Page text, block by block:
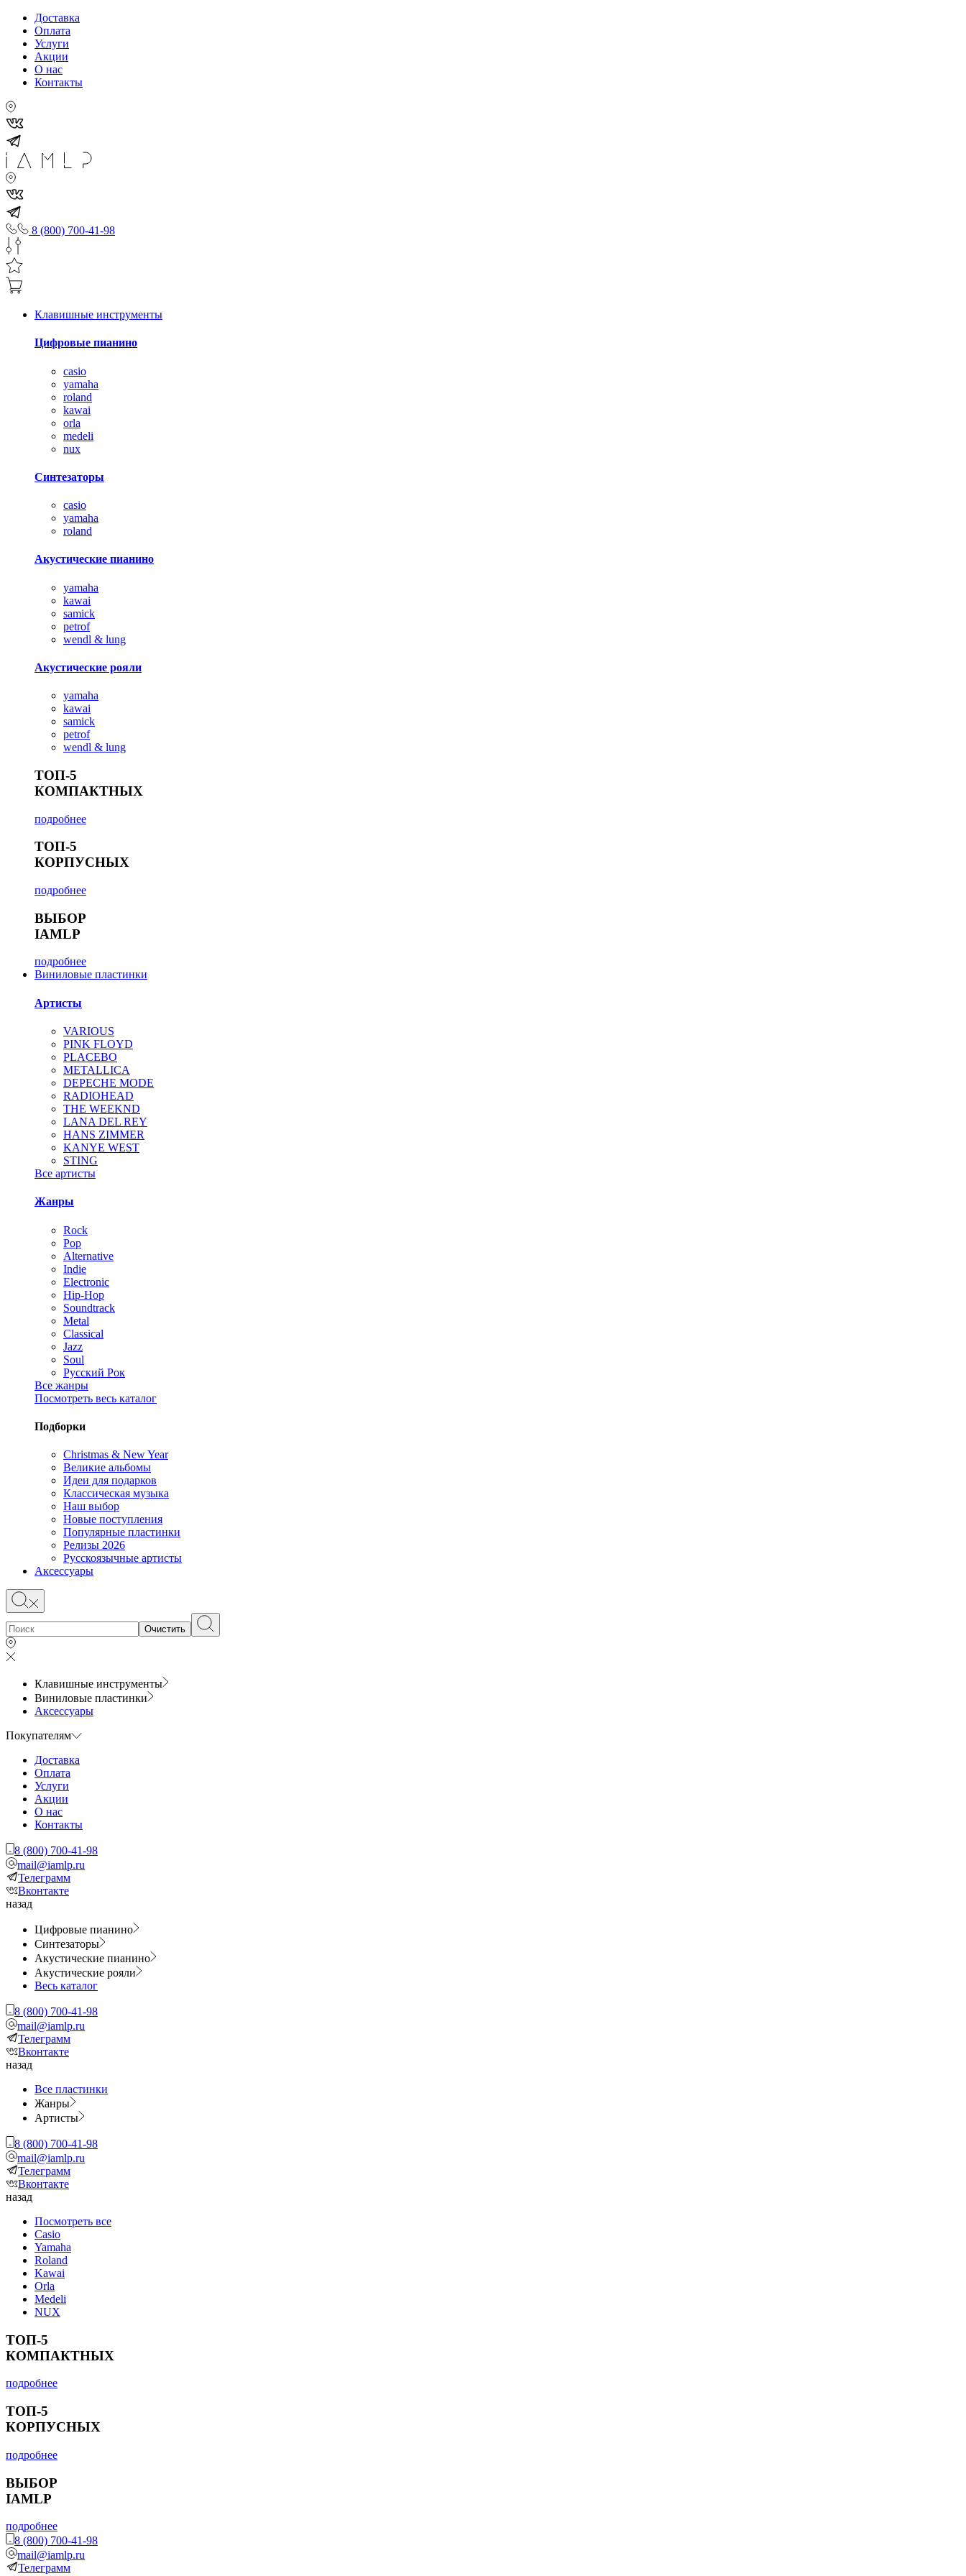
Доставка
Оплата
Услуги
Акции
О нас
Контакты
8 (800) 700-41-98
Клавишные инструменты
Цифровые пианино
casio
yamaha
roland
kawai
orla
medeli
nux
Синтезаторы
casio
yamaha
roland
Акустические пианино
yamaha
kawai
samick
petrof
wendl & lung
Акустические рояли
yamaha
kawai
samick
petrof
wendl & lung
ТОП-5
КОМПАКТНЫХ
подробнее
ТОП-5
КОРПУСНЫХ
подробнее
ВЫБОР
IAMLP
подробнее
Виниловые пластинки
Артисты
VARIOUS
PINK FLOYD
PLACEBO
METALLICA
DEPECHE MODE
RADIOHEAD
THE WEEKND
LANA DEL REY
HANS ZIMMER
KANYE WEST
STING
Все артисты
Жанры
Rock
Pop
Alternative
Indie
Electronic
Hip-Hop
Soundtrack
Metal
Classical
Jazz
Soul
Русский Рок
Все жанры
Посмотреть весь каталог
Подборки
Christmas & New Year
Великие альбомы
Идеи для подарков
Классическая музыка
Наш выбор
Новые поступления
Популярные пластинки
Релизы 2026
Русскоязычные артисты
Аксессуары
Очистить
Клавишные инструменты
Виниловые пластинки
Аксессуары
Покупателям
Доставка
Оплата
Услуги
Акции
О нас
Контакты
8 (800) 700-41-98
mail@iamlp.ru
Телеграмм
Вконтакте
назад
Цифровые пианино
Синтезаторы
Акустические пианино
Акустические рояли
Весь каталог
8 (800) 700-41-98
mail@iamlp.ru
Телеграмм
Вконтакте
назад
Все пластинки
Жанры
Артисты
8 (800) 700-41-98
mail@iamlp.ru
Телеграмм
Вконтакте
назад
Посмотреть все
Casio
Yamaha
Roland
Kawai
Orla
Medeli
NUX
ТОП-5
КОМПАКТНЫХ
подробнее
ТОП-5
КОРПУСНЫХ
подробнее
ВЫБОР
IAMLP
подробнее
8 (800) 700-41-98
mail@iamlp.ru
Телеграмм